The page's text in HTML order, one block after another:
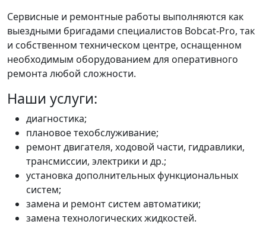
Сервисные и ремонтные работы выполняются как
выездными бригадами специалистов Bobcat-Pro, так
и собственном техническом центре, оснащенном
необходимым оборудованием для оперативного
ремонта любой сложности.
Наши услуги:
диагностика;
плановое техобслуживание;
ремонт двигателя, ходовой части, гидравлики,
трансмиссии, электрики и др.;
установка дополнительных функциональных
систем;
замена и ремонт систем автоматики;
замена технологических жидкостей.